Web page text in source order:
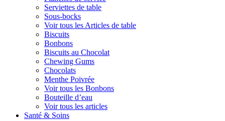
Serviettes de table
Sous-bocks
Voir tous les Articles de table
Biscuits
Bonbons
Biscuits au Chocolat
Chewing Gums
Chocolats
Menthe Poivrée
Voir tous les Bonbons
Bouteille d’eau
Voir tous les articles
Santé & Soins